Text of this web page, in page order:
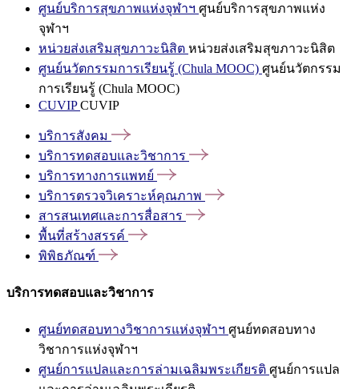
ศูนย์บริการสุขภาพแห่งจุฬาฯ ศูนย์บริการสุขภาพแห่ง
จุฬาฯ
หน่วยส่งเสริมสุขภาวะนิสิต หน่วยส่งเสริมสุขภาวะนิสิต
ศูนย์นวัตกรรมการเรียนรู้ (Chula MOOC) ศูนย์นวัตกรรม
การเรียนรู้ (Chula MOOC)
CUVIPCUVIP
บริการสังคม
บริการทดสอบและวิชาการ
บริการทางการแพทย์
บริการตรวจวิเคราะห์คุณภาพ
สารสนเทศและการสื่อสาร
พื้นที่สร้างสรรค์
พิพิธภัณฑ์
บริการทดสอบและวิชาการ
ศูนย์ทดสอบทางวิชาการแห่งจุฬาฯ ศูนย์ทดสอบทาง
วิชาการแห่งจุฬาฯ
ศูนย์การแปลและการล่ามเฉลิมพระเกียรติ ศูนย์การแปล